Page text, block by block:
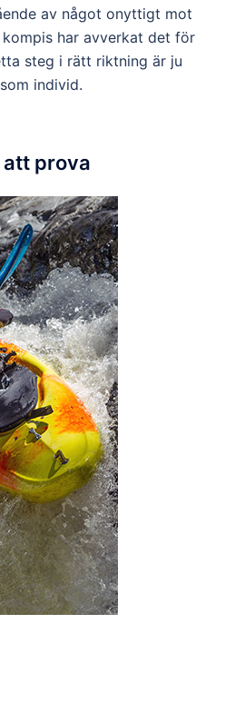
av något onyttigt mot
har avverkat det för
steg i rätt riktning är ju
individ.
prova